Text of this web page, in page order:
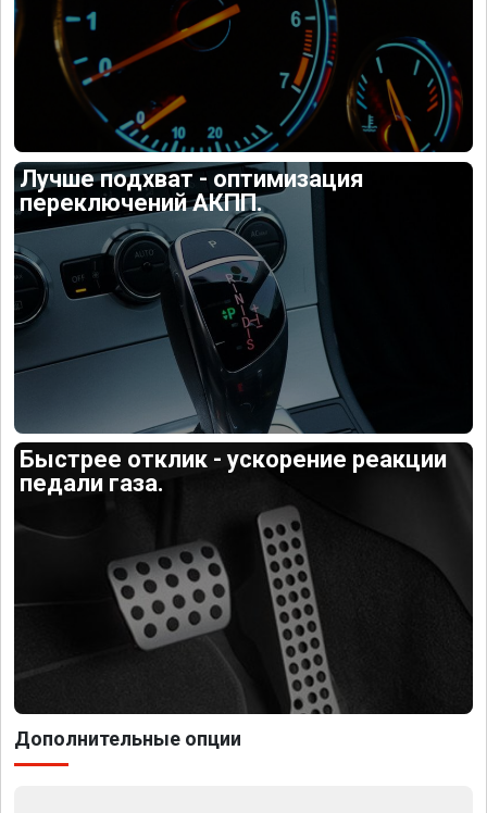
Лучше подхват - оптимизация
переключений АКПП.
Быстрее отклик - ускорение реакции
педали газа.
Дополнительные опции